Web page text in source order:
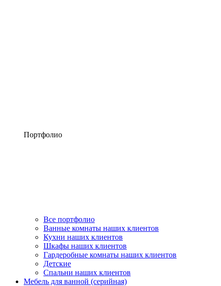
Портфолио
Все портфолио
Ванные комнаты наших клиентов
Кухни наших клиентов
Шкафы наших клиентов
Гардеробные комнаты наших клиентов
Детские
Спальни наших клиентов
Мебель для ванной (серийная)